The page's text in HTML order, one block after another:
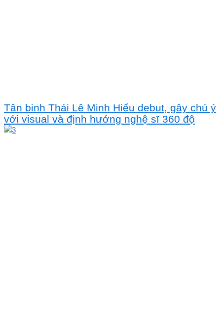
Tân binh Thái Lê Minh Hiếu debut, gây chú ý
với visual và định hướng nghệ sĩ 360 độ